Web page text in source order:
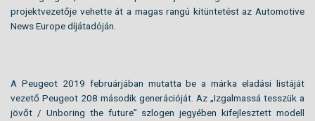
projektvezetője vehette át a magas rangú kitüntetést az Automotive
News Europe díjátadóján.
A Peugeot 2019 februárjában mutatta be a márka eladási listáját
vezető Peugeot 208 második generációját. Az „Izgalmassá tesszük a
jövőt / Unboring the future” szlogen jegyében kifejlesztett modell